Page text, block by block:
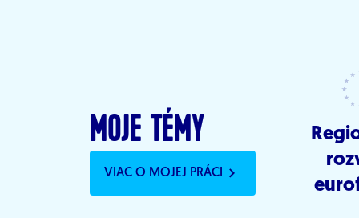
MOJE TÉMY
VIAC O MOJEJ PRÁCI